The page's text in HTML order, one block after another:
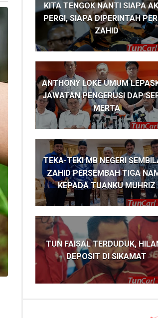
KITA TENGOK NANTI SIAPA
PERGI, SIAPA DIPERINTAH
ZAHID
ANTHONY LOKE UMUM
JAWATAN PENGERUSI DAP
MERTA
TEKA-TEKI MB NEGERI
ZAHID PERSEMBAH TIGA
KEPADA TUANKU MUHRIZ
TUN FAISAL TERDUDUK,
DEPOSIT DI SIKAMAT